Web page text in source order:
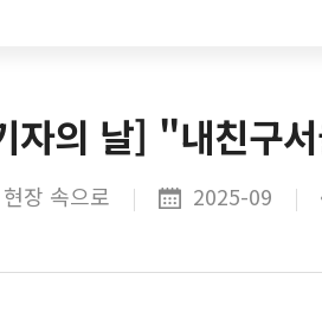
의 날] "내친구
현장 속으로 2025-09